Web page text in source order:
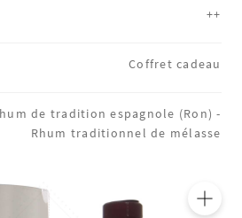
++
Coffret cadeau
de tradition espagnole (Ron) -
Rhum traditionnel de mélasse